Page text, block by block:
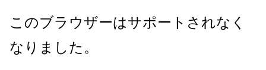
メ
ン
このブラウザーはサポートされなく
なりました。